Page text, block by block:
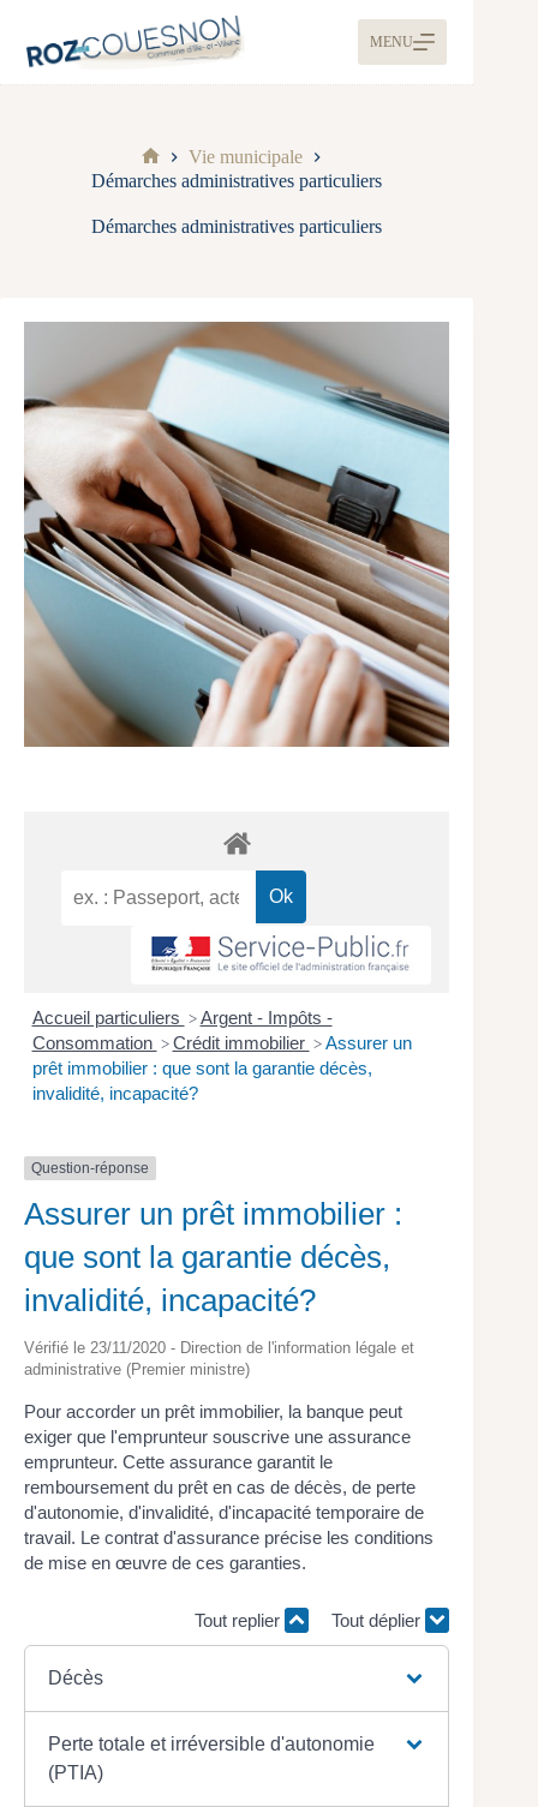
MENU
Vie municipale
Démarches administratives particuliers
Démarches administratives particuliers
Accueil particuliers > Argent - Impôts -
Consommation > Crédit immobilier > Assurer un
prêt immobilier : que sont la garantie décès,
invalidité, incapacité?
Question-réponse
Assurer un prêt immobilier :
que sont la garantie décès,
invalidité, incapacité?
Vérifié le 23/11/2020 - Direction de l'information légale et
administrative (Premier ministre)
Pour accorder un prêt immobilier, la banque peut
exiger que l'emprunteur souscrive une assurance
emprunteur. Cette assurance garantit le
remboursement du prêt en cas de décès, de perte
d'autonomie, d'invalidité, d'incapacité temporaire de
travail. Le contrat d'assurance précise les conditions
de mise en œuvre de ces garanties.
Tout replier Tout déplier
Décès
Perte totale et irréversible d'autonomie
(PTIA)